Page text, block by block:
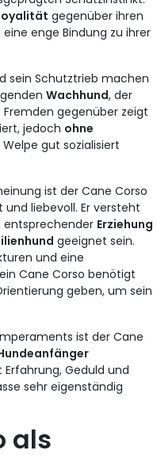
gegenüber ihren
enge Bindung zu ihrer
sein Schutztrieb machen
Wachhund, der
Fremden gegenüber zeigt
jedoch ohne
gut sozialisiert
ist der Cane Corso
liebevoll. Er versteht
entsprechender Erziehung
geeignet sein.
und eine
Cane Corso benötigt
geben, um sein
ist der Cane
Geduld und
sehr eigenständig
als